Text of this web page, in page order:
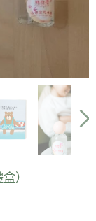
）